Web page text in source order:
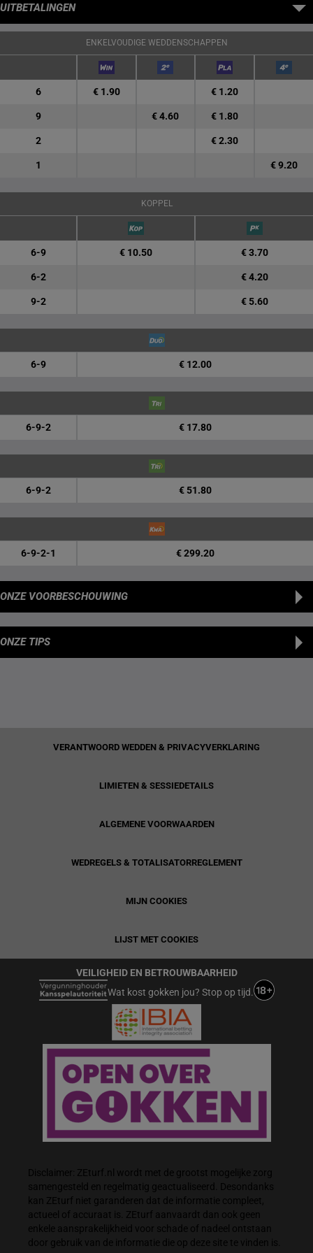
UITBETALINGEN
ENKELVOUDIGE WEDDENSCHAPPEN
6 € 1.90 € 1.20
9 € 4.60 € 1.80
2 € 2.30
1 € 9.20
KOPPEL
6-9 € 10.50 € 3.70
6-2 € 4.20
9-2 € 5.60
6-9 € 12.00
6-9-2 € 17.80
6-9-2 € 51.80
6-9-2-1 € 299.20
ONZE VOORBESCHOUWING
ONZE TIPS
VERANTWOORD WEDDEN & PRIVACYVERKLARING
LIMIETEN & SESSIEDETAILS
ALGEMENE VOORWAARDEN
WEDREGELS & TOTALISATORREGLEMENT
MIJN COOKIES
LIJST MET COOKIES
VEILIGHEID EN BETROUWBAARHEID
Wat kost gokken jou? Stop op tijd.
Disclaimer: ZEturf.nl wordt met de grootst mogelijke zorg
samengesteld en regelmatig geactualiseerd. Desondanks
kan ZEturf niet garanderen dat de informatie compleet,
actueel of accuraat is. ZEturf aanvaardt dan ook geen
enkele aansprakelijkheid voor schade of nadeel ontstaan
door gebruik van de informatie die op deze site te vinden is.